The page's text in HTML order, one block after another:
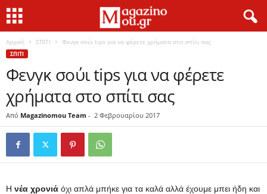
Αρχική ΣΠΙΤΙ Φενγκ σούι tips για να φέρετε χρήματα στο σπίτι σας
ΣΠΙΤΙ
Φενγκ σούι tips για να φέρετε
χρήματα στο σπίτι σας
Από Magazinomou Team - 2 Φεβρουαρίου 2017
Η νέα χρονιά όχι απλά μπήκε για τα καλά αλλά έχουμε μπει ήδη και